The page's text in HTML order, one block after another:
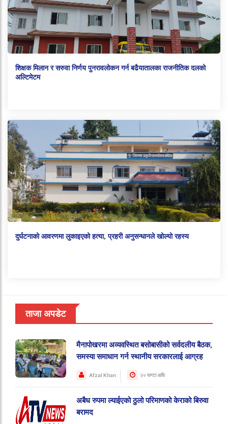
शिक्षक मिलान र सरुवा निर्णय पुनरावलोकन गर्न बढैयातालका राजनीतिक दलको
अल्टिमेटम
दुर्घटनाको आवरणमा लुकाइएको हत्या, प्रहरी अनुसन्धानले खोल्यो रहस्य
ताजा अपडेट
मैनापोखरमा अव्यवस्थित बसोबासीको सर्वदलीय बैठक,
समस्या समाधान गर्न स्थानीय सरकारलाई आग्रह
Afzal Khan २० घण्टा अघि
अबैध रुपमा ल्याईएको ठुलो परिमाणको केराको बिरुवा
बरामद